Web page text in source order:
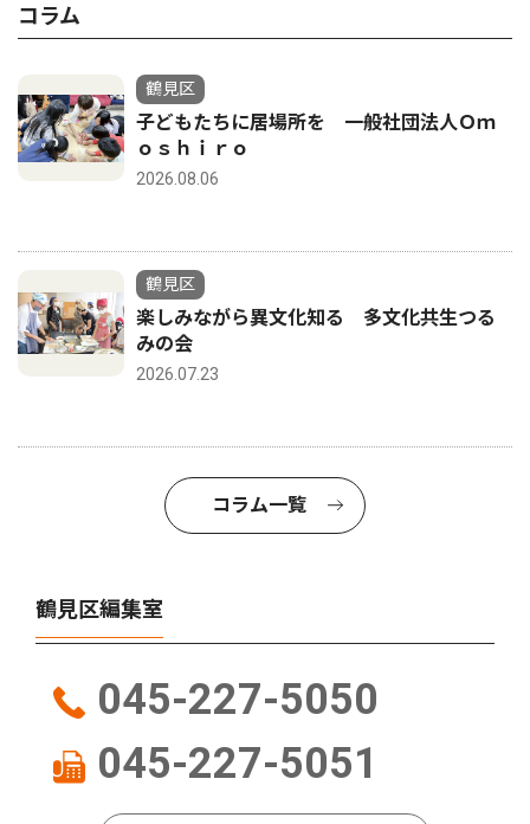
コラム
鶴見区
子どもたちに居場所を 一般社団法人Ｏｍ
ｏｓｈｉｒｏ
2026.08.06
鶴見区
楽しみながら異文化知る 多文化共生つる
みの会
2026.07.23
コラム一覧
鶴見区編集室
045-227-5050
045-227-5051